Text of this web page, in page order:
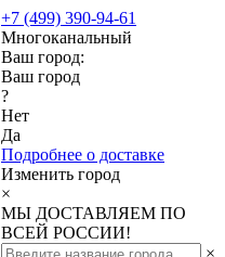
+7 (499) 390-94-61
Многоканальный
Ваш город:
Ваш город
?
Нет
Да
Подробнее о доставке
Изменить город
×
МЫ ДОСТАВЛЯЕМ ПО
ВСЕЙ РОССИИ!
×